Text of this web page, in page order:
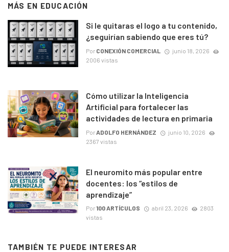
MÁS EN EDUCACIÓN
Si le quitaras el logo a tu contenido,
¿seguirían sabiendo que eres tú?
Por CONEXIÓN COMERCIAL
junio 18, 2026
2006 vistas
Cómo utilizar la Inteligencia
Artificial para fortalecer las
actividades de lectura en primaria
Por ADOLFO HERNÁNDEZ
junio 10, 2026
2367 vistas
El neuromito más popular entre
docentes: los “estilos de
aprendizaje”
Por100 ARTÍCULOS abril 23, 2026
2803
vistas
TAMBIÉN TE PUEDE INTERESAR